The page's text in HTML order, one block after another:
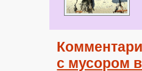
с мусором